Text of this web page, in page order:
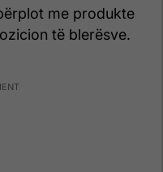
me produkte
të blerësve.